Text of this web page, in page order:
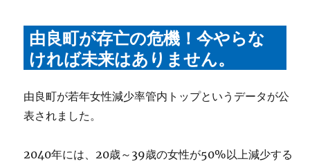
由良町が存亡の危機！今やらな
ければ未来はありません。
由良町が若年女性減少率管内トップというデータが公
表されました。
2040年には、20歳～39歳の女性が50%以上減少する